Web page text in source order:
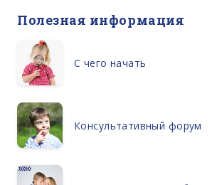
Полезная информация
С чего начать
Консультативный форум